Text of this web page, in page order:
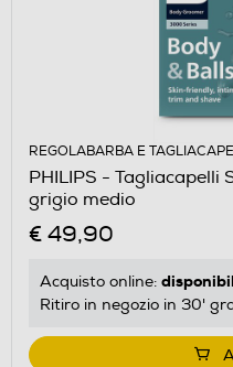
REGOLABARBA E
PHILIPS -
grigio medio
€ 49,90
Acquisto online:
Ritiro in negozio in 30'